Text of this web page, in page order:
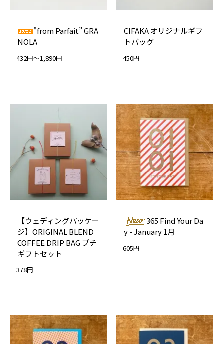
"from Parfait” GRA
NOLA
432円～1,890円
CIFAKA オリジナルギフ
トバッグ
450円
【ウェディングパッケー
ジ】ORIGINAL BLEND
COFFEE DRIP BAG プチ
ギフトセット
378円
365 Find Your Da
y - January 1月
605円